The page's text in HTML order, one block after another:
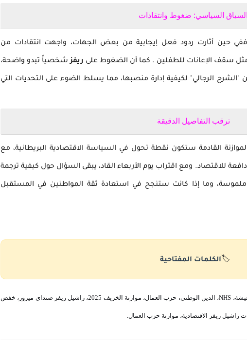
السياق السياسي: ضغوط وانتقادات
حين أثارت ردود فعل إيجابية من بعض الجهات، واجهت انتقادات من
مثل سقف الإعانات للطفلين . كما أن الضغوط على ريفزشخصياً تبدو واضحة،
الرجالي" لكيفية إدارة منصبها، مما يسلط الضوء على التحديات التي
ترقب التفاصيل الدقيقة
القادمة ستكون نقطة تحول في السياسة الاقتصادية البريطانية، مع
للاقتصاد. ومع اقتراب يوم الأربعاء القاد، يبقى السؤال حول كيفية ترجمة
وما إذا كانت ستنجح في استعادة ثقة المواطنين في المستقبل
🏷️ الكلمات المفتاحية
راشيل ريفز، موازنة بريطانيا، العائلات العاملة، غلاء المعيشة، NHS، الدين الوطني، حزب العمال، موازنة الخريف 2025، راشيل ريفز صنداي ميرور، خفض